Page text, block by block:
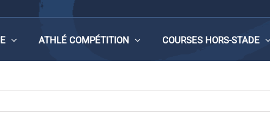
ATHLÉ COMPÉTITION COURSES HORS-STADE